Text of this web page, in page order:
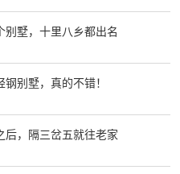
别墅，十里八乡都出名
别墅，真的不错！
后，隔三岔五就往老家